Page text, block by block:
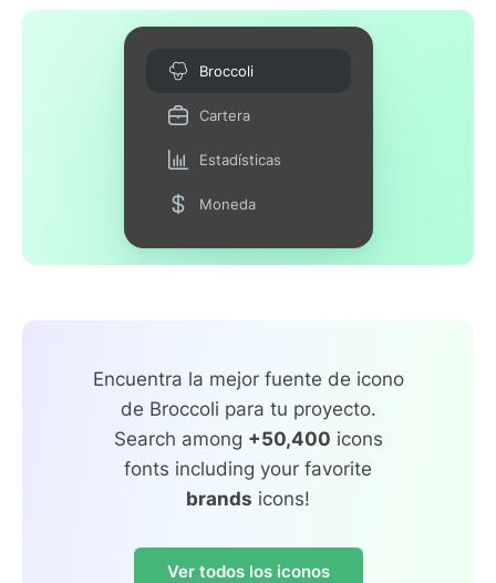
Broccoli
Cartera
Estadísticas
Moneda
Encuentra la mejor fuente de icono
de Broccoli para tu proyecto.
Search among +50,400 icons
fonts including your favorite
brands icons!
Ver todos los iconos